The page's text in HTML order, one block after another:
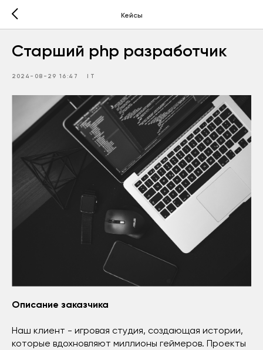
Кейсы
Старший php разработчик
2024-08-29 16:47 IT
Описание заказчика
Наш клиент - игровая студия, создающая истории,
которые вдохновляют миллионы геймеров. Проекты